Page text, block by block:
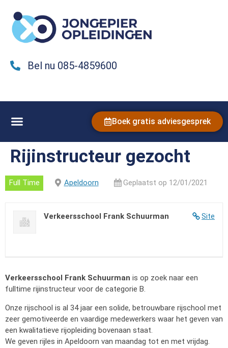
Bel nu 085-4859600
Boek gratis adviesgesprek
Rijinstructeur gezocht
Full Time Apeldoorn Geplaatst op 12/01/2021
Site
Verkeersschool Frank Schuurman
Verkeersschool Frank Schuurman is op zoek naar een
fulltime rijinstructeur voor de categorie B.
Onze rijschool is al 34 jaar een solide, betrouwbare rijschool met
zeer gemotiveerde en vaardige medewerkers waar het geven van
een kwalitatieve rijopleiding bovenaan staat.
We geven rijles in Apeldoorn van maandag tot en met vrijdag.